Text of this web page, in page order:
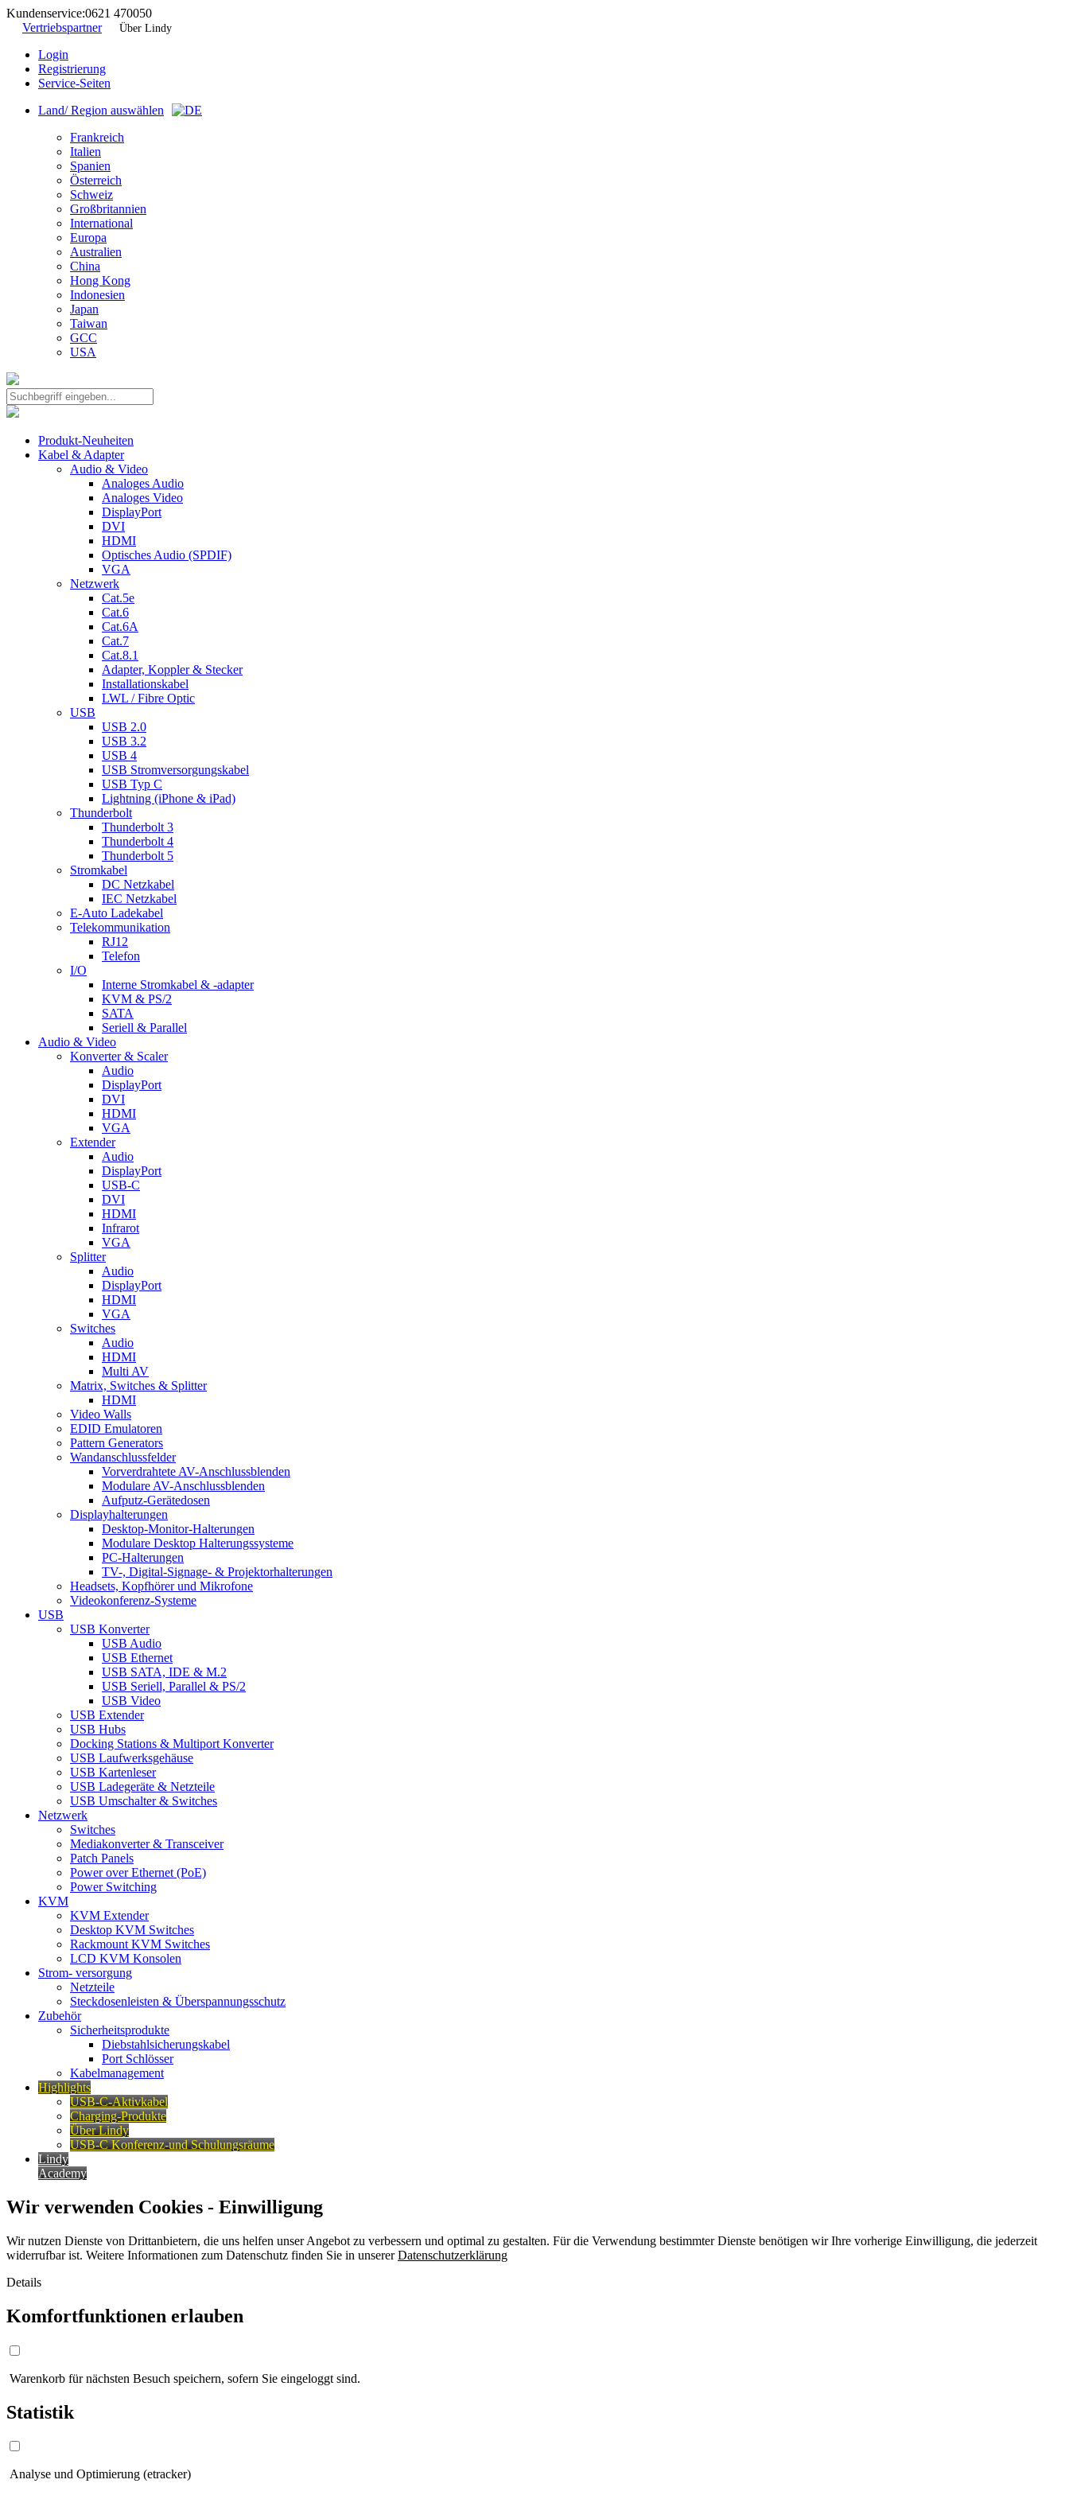
Kundenservice:0621 470050
Vertriebspartner
Über Lindy
Login
Registrierung
Service-Seiten
Land/ Region auswählen
Frankreich
Italien
Spanien
Österreich
Schweiz
Großbritannien
International
Europa
Australien
China
Hong Kong
Indonesien
Japan
Taiwan
GCC
USA
Produkt-Neuheiten
Kabel & Adapter
Audio & Video
Analoges Audio
Analoges Video
DisplayPort
DVI
HDMI
Optisches Audio (SPDIF)
VGA
Netzwerk
Cat.5e
Cat.6
Cat.6A
Cat.7
Cat.8.1
Adapter, Koppler & Stecker
Installationskabel
LWL / Fibre Optic
USB
USB 2.0
USB 3.2
USB 4
USB Stromversorgungskabel
USB Typ C
Lightning (iPhone & iPad)
Thunderbolt
Thunderbolt 3
Thunderbolt 4
Thunderbolt 5
Stromkabel
DC Netzkabel
IEC Netzkabel
E-Auto Ladekabel
Telekommunikation
RJ12
Telefon
I/O
Interne Stromkabel & -adapter
KVM & PS/2
SATA
Seriell & Parallel
Audio & Video
Konverter & Scaler
Audio
DisplayPort
DVI
HDMI
VGA
Extender
Audio
DisplayPort
USB-C
DVI
HDMI
Infrarot
VGA
Splitter
Audio
DisplayPort
HDMI
VGA
Switches
Audio
HDMI
Multi AV
Matrix, Switches & Splitter
HDMI
Video Walls
EDID Emulatoren
Pattern Generators
Wandanschlussfelder
Vorverdrahtete AV-Anschlussblenden
Modulare AV-Anschlussblenden
Aufputz-Gerätedosen
Displayhalterungen
Desktop-Monitor-Halterungen
Modulare Desktop Halterungssysteme
PC-Halterungen
TV-, Digital-Signage- & Projektorhalterungen
Headsets, Kopfhörer und Mikrofone
Videokonferenz-Systeme
USB
USB Konverter
USB Audio
USB Ethernet
USB SATA, IDE & M.2
USB Seriell, Parallel & PS/2
USB Video
USB Extender
USB Hubs
Docking Stations & Multiport Konverter
USB Laufwerksgehäuse
USB Kartenleser
USB Ladegeräte & Netzteile
USB Umschalter & Switches
Netzwerk
Switches
Mediakonverter & Transceiver
Patch Panels
Power over Ethernet (PoE)
Power Switching
KVM
KVM Extender
Desktop KVM Switches
Rackmount KVM Switches
LCD KVM Konsolen
Strom- versorgung
Netzteile
Steckdosenleisten & Überspannungsschutz
Zubehör
Sicherheitsprodukte
Diebstahlsicherungskabel
Port Schlösser
Kabelmanagement
Highlights
USB-C-Aktivkabel
Charging-Produkte
Über Lindy
USB-C Konferenz-und Schulungsräume
Lindy
Academy
Wir verwenden Cookies - Einwilligung
Wir nutzen Dienste von Drittanbietern, die uns helfen unser Angebot zu verbessern und optimal zu gestalten. Für die Verwendung bestimmter Dienste benötigen wir Ihre vorherige Einwilligung, die jederzeit
widerrufbar ist. Weitere Informationen zum Datenschutz finden Sie in unsererDatenschutzerklärung
Details
Komfortfunktionen erlauben
Warenkorb für nächsten Besuch speichern, sofern Sie eingeloggt sind.
Statistik
Analyse und Optimierung (etracker)